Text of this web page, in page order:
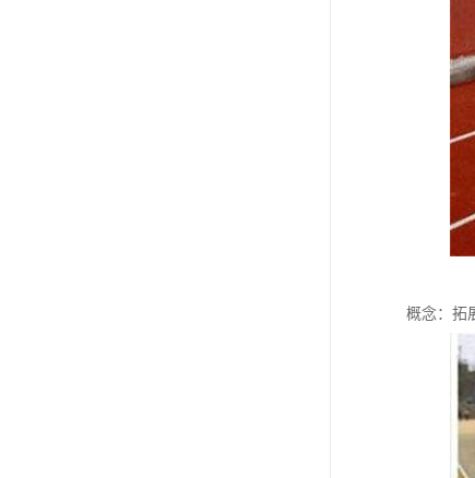
概念：拓